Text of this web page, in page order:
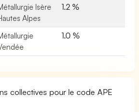
Isère
Alpes
1.2 %
1.0 %
collectives pour le code APE